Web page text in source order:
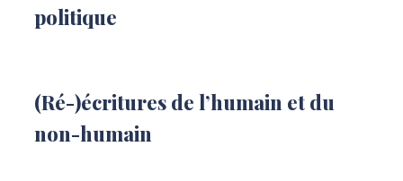
politique
(Ré-)écritures de l’humain et du
non-humain